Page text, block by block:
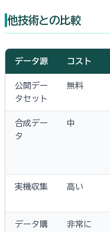
他技術との比較
データ源 コスト
公開デー
タセット
無料
合成デー
タ
中
実機収集 高い
データ購 非常に